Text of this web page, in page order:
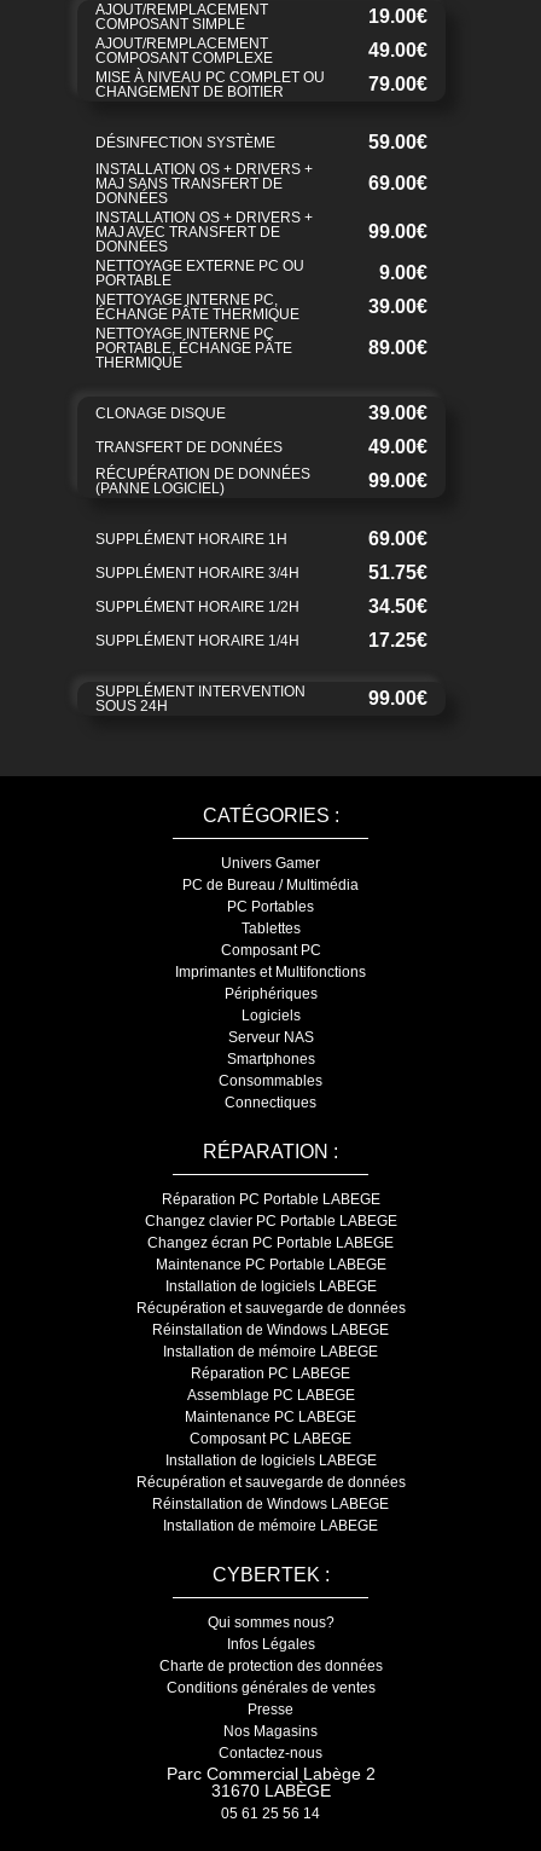
AJOUT/REMPLACEMENT
COMPOSANT SIMPLE
19.00€
AJOUT/REMPLACEMENT
COMPOSANT COMPLEXE
49.00€
MISE À NIVEAU PC COMPLET OU
CHANGEMENT DE BOITIER
79.00€
DÉSINFECTION SYSTÈME 59.00€
INSTALLATION OS + DRIVERS +
MAJ SANS TRANSFERT DE
DONNÉES
69.00€
INSTALLATION OS + DRIVERS +
MAJ AVEC TRANSFERT DE
DONNÉES
99.00€
NETTOYAGE EXTERNE PC OU
PORTABLE
9.00€
NETTOYAGE INTERNE PC,
ÉCHANGE PÂTE THERMIQUE
39.00€
NETTOYAGE INTERNE PC
PORTABLE, ÉCHANGE PÂTE
THERMIQUE
89.00€
CLONAGE DISQUE 39.00€
TRANSFERT DE DONNÉES 49.00€
RÉCUPÉRATION DE DONNÉES
(PANNE LOGICIEL)
99.00€
SUPPLÉMENT HORAIRE 1H 69.00€
SUPPLÉMENT HORAIRE 3/4H 51.75€
SUPPLÉMENT HORAIRE 1/2H 34.50€
SUPPLÉMENT HORAIRE 1/4H 17.25€
SUPPLÉMENT INTERVENTION
SOUS 24H
99.00€
CATÉGORIES :
Univers Gamer
PC de Bureau / Multimédia
PC Portables
Tablettes
Composant PC
Imprimantes et Multifonctions
Périphériques
Logiciels
Serveur NAS
Smartphones
Consommables
Connectiques
RÉPARATION :
Réparation PC Portable LABEGE
Changez clavier PC Portable LABEGE
Changez écran PC Portable LABEGE
Maintenance PC Portable LABEGE
Installation de logiciels LABEGE
Récupération et sauvegarde de données
Réinstallation de Windows LABEGE
Installation de mémoire LABEGE
Réparation PC LABEGE
Assemblage PC LABEGE
Maintenance PC LABEGE
Composant PC LABEGE
Installation de logiciels LABEGE
Récupération et sauvegarde de données
Réinstallation de Windows LABEGE
Installation de mémoire LABEGE
CYBERTEK :
Qui sommes nous?
Infos Légales
Charte de protection des données
Conditions générales de ventes
Presse
Nos Magasins
Contactez-nous
Parc Commercial Labège 2
31670 LABÈGE
05 61 25 56 14